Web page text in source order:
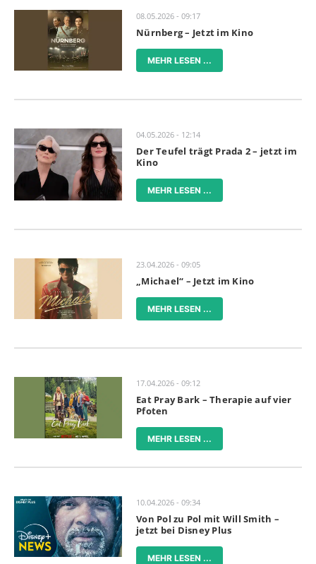
08.05.2026 - 09:17
Nürnberg – Jetzt im Kino
MEHR LESEN ...
04.05.2026 - 12:14
Der Teufel trägt Prada 2 – jetzt im
Kino
MEHR LESEN ...
23.04.2026 - 09:05
„Michael“ – Jetzt im Kino
MEHR LESEN ...
17.04.2026 - 09:12
Eat Pray Bark – Therapie auf vier
Pfoten
MEHR LESEN ...
10.04.2026 - 09:34
Von Pol zu Pol mit Will Smith –
jetzt bei Disney Plus
MEHR LESEN ...